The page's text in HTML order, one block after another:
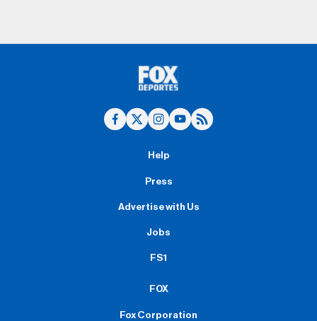
Help
Press
Advertise with Us
Jobs
FS1
FOX
Fox Corporation